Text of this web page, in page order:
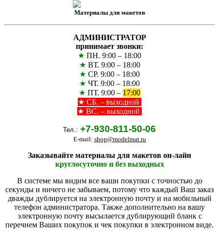
Материалы для макетов
АДМИНИСТРАТОР
принимает звонки:
★ ПН. 9:00 – 18:00
★ ВТ. 9:00 – 18:00
★ СР. 9:00 – 18:00
★ ЧТ. 9:00 – 18:00
★ ПТ. 9:00 – 17:00
★ СБ. – выходной
★ ВС. – выходной
Тел.: +7-930-811-50-06
E-mail: shop@modelmat.ru
Заказывайте материалы для макетов он-лайн
круглосуточно и без выходных
В системе мы видим все ваши покупки с точностью до
секунды и ничего не забываем, потому что каждый Ваш заказ
дважды дублируется на электронную почту и на мобильный
телефон администратора. Также дополнительно на вашу
электронную почту высылается дублирующий бланк с
перечнем Ваших покупок и чек покупки в электронном виде.